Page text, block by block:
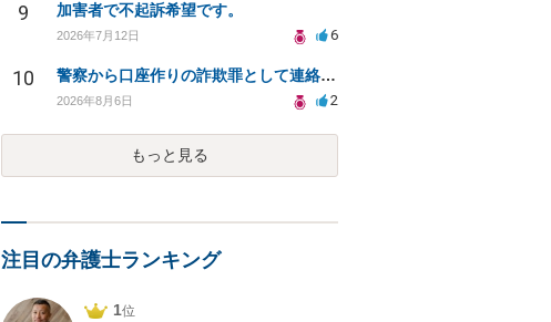
9 加害者で不起訴希望です。
2026年7月12日 6
10 警察から口座作りの詐欺罪として連絡が来ました。
2026年8月6日 2
もっと見る
注目の弁護士ランキング
1位